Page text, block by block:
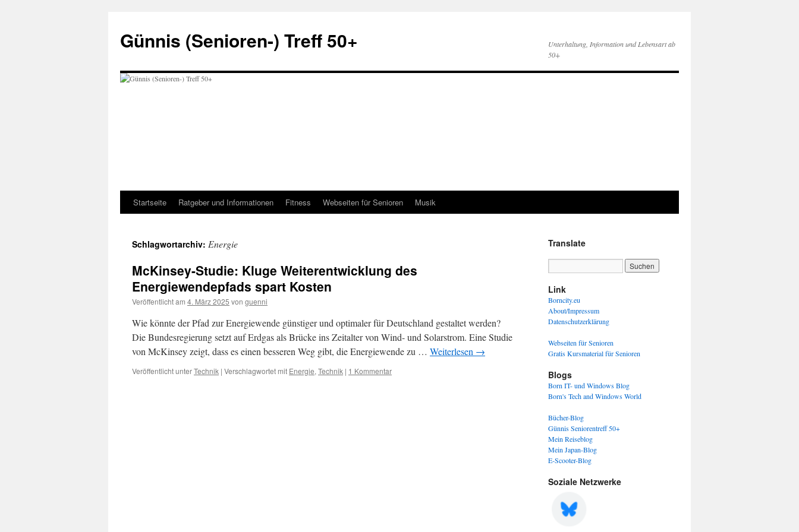
springen
Günnis (Senioren-) Treff 50+
Unterhaltung, Information und Lebensart ab
50+
Startseite Ratgeber und Informationen Fitness Webseiten für Senioren Musik
Schlagwortarchiv: Energie
McKinsey-Studie: Kluge Weiterentwicklung des
Energiewendepfads spart Kosten
Veröffentlicht am 4. März 2025 von guenni
Wie könnte der Pfad zur Energiewende günstiger und optimaler für Deutschland gestaltet werden?
Die Bundesregierung setzt auf Erdgas als Brücke ins Zeitalter von Wind- und Solarstrom. Eine Studie
von McKinsey zeigt, dass es einen besseren Weg gibt, die Energiewende zu … Weiterlesen →
Veröffentlicht unterTechnik | Verschlagwortet mit Energie, Technik | 1 Kommentar
Translate
Link
Borncity.eu
About/Impressum
Datenschutzerklärung
Webseiten für Senioren
Gratis Kursmaterial für Senioren
Blogs
Born IT- und Windows Blog
Born's Tech and Windows World
Bücher-Blog
Günnis Seniorentreff 50+
Mein Reiseblog
Mein Japan-Blog
E-Scooter-Blog
Soziale Netzwerke